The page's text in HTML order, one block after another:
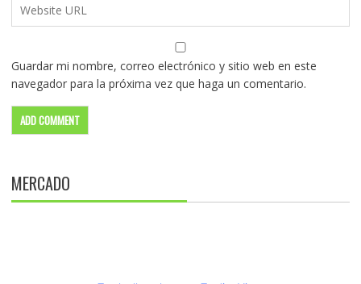
Guardar mi nombre, correo electrónico y sitio web en este
navegador para la próxima vez que haga un comentario.
MERCADO